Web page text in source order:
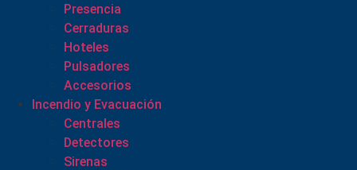
Presencia
Cerraduras
Hoteles
Pulsadores
Accesorios
Incendio y Evacuación
Centrales
Detectores
Sirenas